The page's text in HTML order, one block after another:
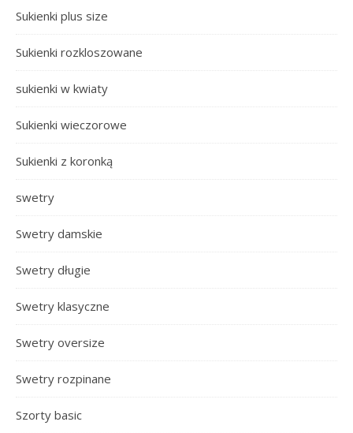
Sukienki plus size
Sukienki rozkloszowane
sukienki w kwiaty
Sukienki wieczorowe
Sukienki z koronką
swetry
Swetry damskie
Swetry długie
Swetry klasyczne
Swetry oversize
Swetry rozpinane
Szorty basic